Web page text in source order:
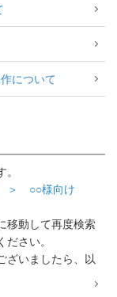
について
＞ ○○様向け
移動して再度検索
さい。
ざいましたら、以